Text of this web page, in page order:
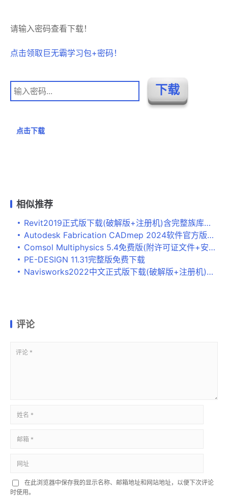
请输入密码查看下载！
点击领取巨无霸学习包+密码！
点击下载
相似推荐
Revit2019正式版下载(破解版+注册机)含完整族库、安装教程、BIM培训视频教程
Autodesk Fabrication CADmep 2024软件官方版下载+完美激活
Comsol Multiphysics 5.4免费版(附许可证文件+安装教程)
PE-DESIGN 11.31完整版免费下载
Navisworks2022中文正式版下载(破解版+注册机)、含密钥、激活码安装教程
评论
在此浏览器中保存我的显示名称、邮箱地址和网站地址，以便下次评论
时使用。